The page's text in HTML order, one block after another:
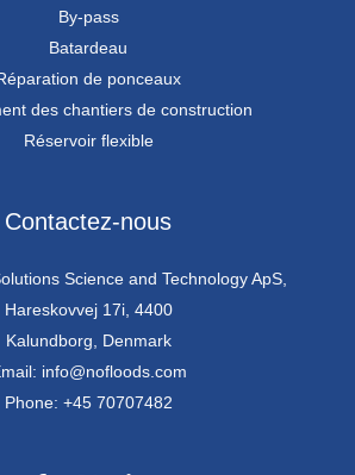
By-pass
Batardeau
de ponceaux
des chantiers de construction
Réservoir flexible
Contactez-nous
Science and Technology ApS,
Hareskovvej 17i, 4400
Kalundborg, Denmark
info@nofloods.com
Phone: +45 70707482